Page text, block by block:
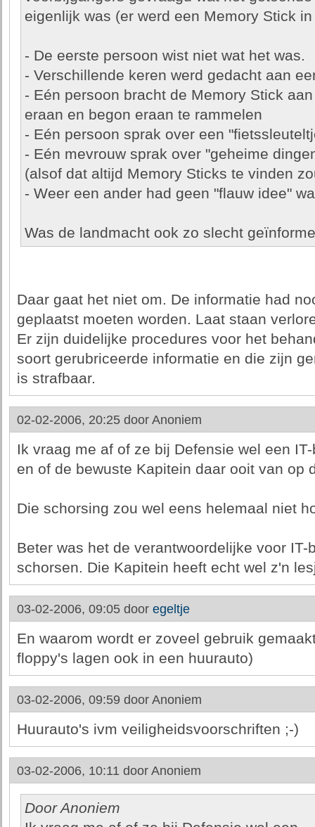
eigenlijk was (er werd een Memory Stick
- De eerste persoon wist niet wat het was.
- Verschillende keren werd gedacht aan
- Eén persoon bracht de Memory Stick
eraan en begon eraan te rammelen
- Eén persoon sprak over een
- Eén mevrouw sprak over "geheime
(alsof dat altijd Memory Sticks te vinden
- Weer een ander had geen "flauw idee"
Was de landmacht ook zo slecht
Daar gaat het niet om. De informatie had
geplaatst moeten worden. Laat staan
Er zijn duidelijke procedures voor het
soort gerubriceerde informatie en die zijn
is strafbaar.
02-02-2006, 20:25 door Anoniem
Ik vraag me af of ze bij Defensie wel een
en of de bewuste Kapitein daar ooit van op
Die schorsing zou wel eens helemaal niet
Beter was het de verantwoordelijke voor
schorsen. Die Kapitein heeft echt wel z'n
03-02-2006, 09:05 door egeltje
En waarom wordt er zoveel gebruik
floppy's lagen ook in een huurauto)
03-02-2006, 09:59 door Anoniem
Huurauto's ivm veiligheidsvoorschriften ;-)
03-02-2006, 10:11 door Anoniem
Door Anoniem